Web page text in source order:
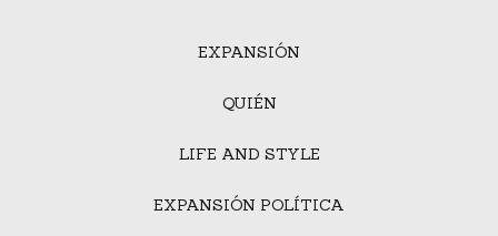
EXPANSIÓN
QUIÉN
LIFE AND STYLE
EXPANSIÓN POLÍTICA